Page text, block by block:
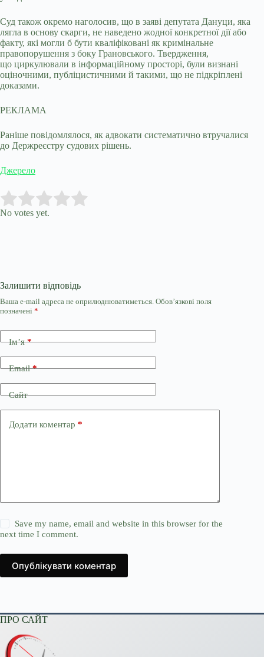
Суд також окремо наголосив, що в заяві депутата Дануци, яка
лягла в основу скарги, не наведено жодної конкретної дії або
факту, які могли б бути кваліфіковані як кримінальне
правопорушення з боку Грановського. Твердження,
що циркулювали в інформаційному просторі, були визнані
оціночними, публіцистичними й такими, що не підкріплені
доказами.
РЕКЛАМА
Раніше повідомлялося, як адвокати систематично втручалися
до Держреєстру судових рішень.
Джерело
Rate this item:
No votes yet.
Залишити відповідь
Ваша e-mail адреса не оприлюднюватиметься. Обов’язкові поля
позначені *
Ім’я*
Email*
Сайт
Додати коментар *
Save my name, email and website in this browser for the
next time I comment.
Опублікувати коментар
ПРО САЙТ